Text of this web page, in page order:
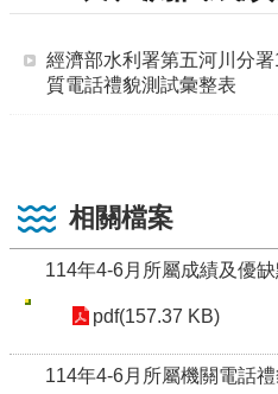
經濟部水利署第五河川分
質電話禮貌測試彙整表
相關檔案
114年4-6月所屬成績及優
pdf(157.37 KB)
114年4-6月所屬機關電話